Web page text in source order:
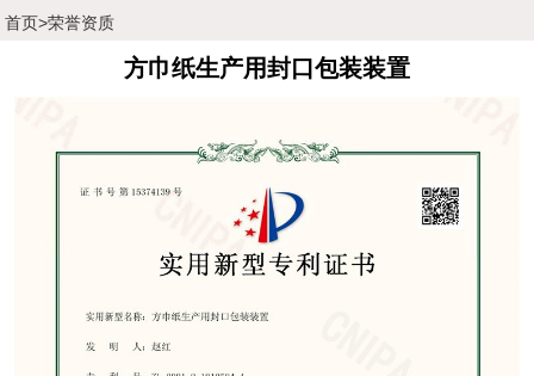
首页>荣誉资质
方巾纸生产用封口包装装置